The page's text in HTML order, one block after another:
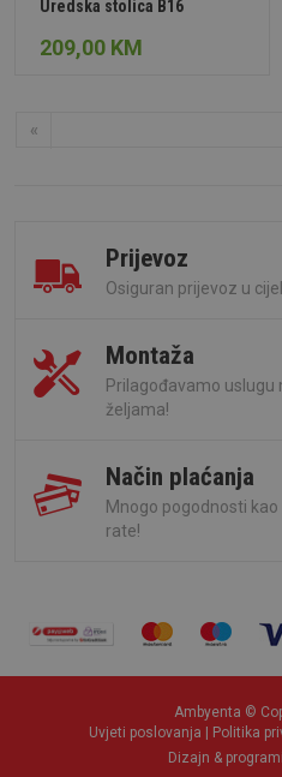
Uredska stolica B16
209,00 KM
«
Prijevoz
Osiguran prijevoz u
Montaža
Prilagođavamo
željama!
Način plaćanja
Mnogo pogodnosti
rate!
Ambyenta ©
Uvjeti poslovanja
Politika
Dizajn &